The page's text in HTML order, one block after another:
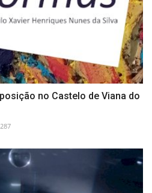
no Castelo de Viana do